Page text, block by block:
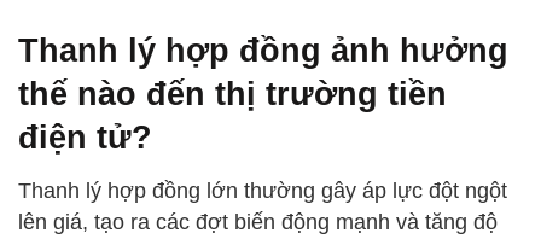
Thanh lý hợp đồng ảnh hưởng
thế nào đến thị trường tiền
điện tử?
Thanh lý hợp đồng lớn thường gây áp lực đột ngột
lên giá, tạo ra các đợt biến động mạnh và tăng độ